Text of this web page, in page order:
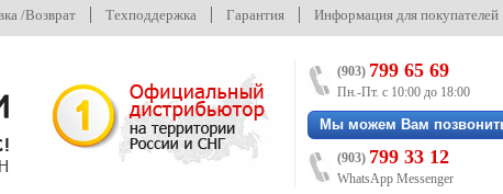
/Возврат Техподдержка Гарантия Информация для покупателей
(903) 799 65 69
Пн.-Пт. с 10:00 до 18:00
Мы можем Вам
(903) 799 33 12
WhatsApp Messenger